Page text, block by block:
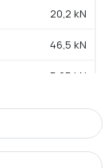
20,2 kN
46,5 kN
5,65 kN
2100 tr/min
8500 tr/min